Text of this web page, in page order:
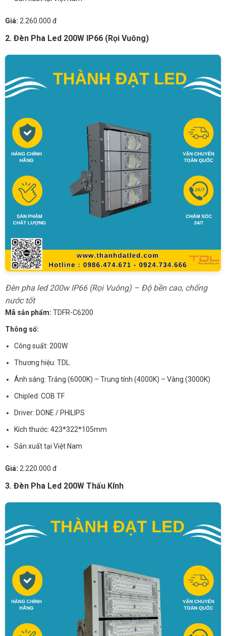
Giá: 2.260.000 đ
2. Đèn Pha Led 200W IP66 (Rọi Vuông)
Đèn pha led 200w IP66 (Rọi Vuông) – Độ bền cao, chống
nước tốt
Mã sản phẩm: TDFR-C6200
Thông số:
Công suất: 200W
Thương hiệu: TDL
Ánh sáng: Trắng (6000K) – Trung tính (4000K) – Vàng (3000K)
Chipled: COB TF
Driver: DONE / PHILIPS
Kích thước: 423*322*105mm
Sản xuất tại Việt Nam
Giá: 2.220.000 đ
3. Đèn Pha Led 200W Thấu Kính